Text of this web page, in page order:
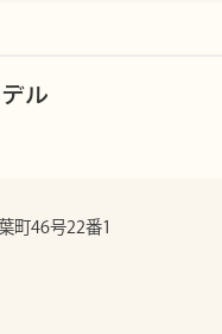
ル
町46号22番1